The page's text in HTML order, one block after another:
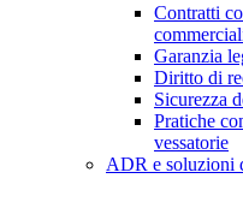
Contratti
Garanzia
Diritto di
Sicurezza
Pratiche
vessatorie
ADR e soluzioni